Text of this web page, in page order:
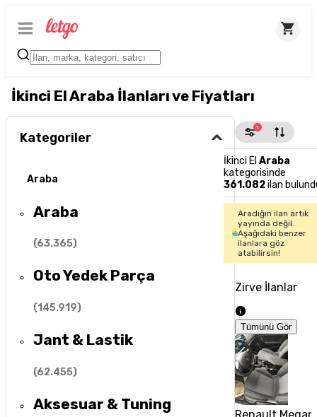
İkinci El Araba İlanları ve Fiyatları
Kategoriler
Araba
Araba
(63.365)
Oto Yedek Parça
(145.919)
Jant & Lastik
(62.455)
Aksesuar & Tuning
1
İkinci El Araba
kategorisinde
361.082ilan
Aradığın ilan artık
yayında değil.
Aşağıdaki benzer
ilanlara göz
atabilirsin!
Zirve İlanlar
Tümünü Gör